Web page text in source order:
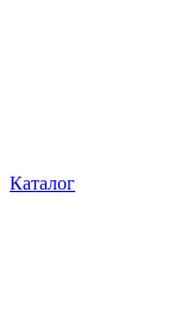
Каталог